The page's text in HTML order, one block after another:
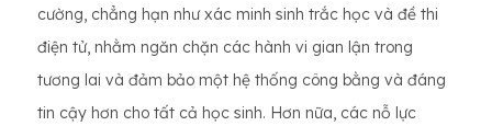
cường, chẳng hạn như xác minh sinh trắc học và đề thi
điện tử, nhằm ngăn chặn các hành vi gian lận trong
tương lai và đảm bảo một hệ thống công bằng và đáng
tin cậy hơn cho tất cả học sinh. Hơn nữa, các nỗ lực